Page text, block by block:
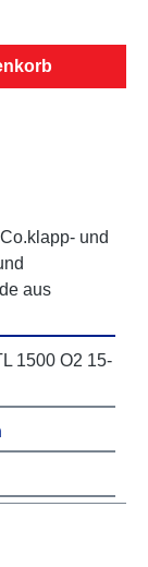
und
aus
1500 O2 15-